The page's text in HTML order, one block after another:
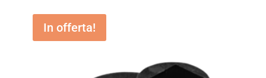
In offerta!